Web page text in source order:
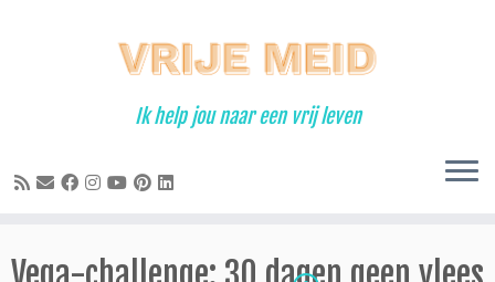
Ik help jou naar een vrij leven